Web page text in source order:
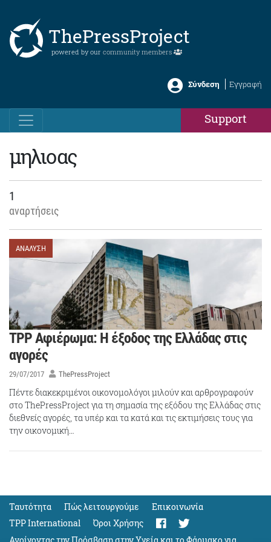
ThePressProject
powered by our community members
Σύνδεση Εγγραφή
Support
μηλιοας
1
αναρτήσεις
ΑΝΑΛΥΣΗ
TPP Αφιέρωμα: Η έξοδος της Ελλάδας στις
αγορές
29/07/2017 ThePressProject
Πέντε διακεκριμένοι οικονομολόγοι μιλούν και αρθρογραφούν
στο ThePressProject για τη σημασία της εξόδου της Ελλάδας στις
διεθνείς αγορές, τα υπέρ και τα κατά και τις εκτιμήσεις τους για
την οικονομική…
Ταυτότητα Πώς λειτουργούμε
Eπικοινωνία
TPP International
Όροι Χρήσης